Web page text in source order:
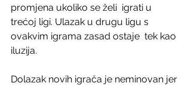
promjena ukoliko se želi  igrati u
trećoj ligi. Ulazak u drugu ligu s
ovakvim igrama zasad ostaje  tek kao
iluzija.
Dolazak novih igrača je neminovan jer